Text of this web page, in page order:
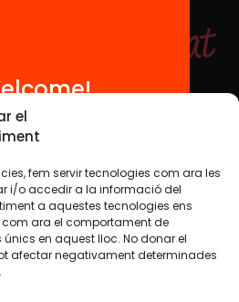
el
fem servir tecnologies com ara les
i/o accedir a la informació del
a aquestes tecnologies ens
ara el comportament de
en aquest lloc. No donar el
afectar negativament determinades
IN